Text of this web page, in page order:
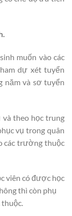
muốn vào các
dự xét tuyển
năm và sơ tuyển
theo học trung
vụ trong quân
các trường thuộc
viên có được học
thì còn phụ
thuộc.